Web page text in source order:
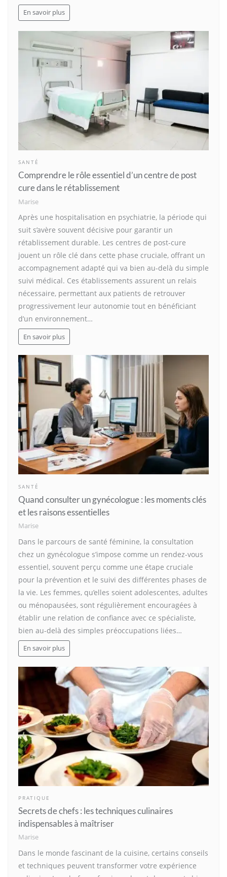
En savoir plus
SANTÉ
Comprendre le rôle essentiel d’un centre de post
cure dans le rétablissement
Marise
Après une hospitalisation en psychiatrie, la période qui
suit s’avère souvent décisive pour garantir un
rétablissement durable. Les centres de post-cure
jouent un rôle clé dans cette phase cruciale, offrant un
accompagnement adapté qui va bien au-delà du simple
suivi médical. Ces établissements assurent un relais
nécessaire, permettant aux patients de retrouver
progressivement leur autonomie tout en bénéficiant
d’un environnement…
En savoir plus
SANTÉ
Quand consulter un gynécologue : les moments clés
et les raisons essentielles
Marise
Dans le parcours de santé féminine, la consultation
chez un gynécologue s’impose comme un rendez-vous
essentiel, souvent perçu comme une étape cruciale
pour la prévention et le suivi des différentes phases de
la vie. Les femmes, qu’elles soient adolescentes, adultes
ou ménopausées, sont régulièrement encouragées à
établir une relation de confiance avec ce spécialiste,
bien au-delà des simples préoccupations liées…
En savoir plus
PRATIQUE
Secrets de chefs : les techniques culinaires
indispensables à maîtriser
Marise
Dans le monde fascinant de la cuisine, certains conseils
et techniques peuvent transformer votre expérience